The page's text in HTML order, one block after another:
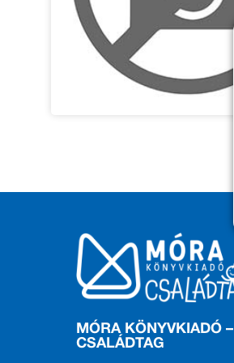
MÓRA KÖNYVKIADÓ
CSALÁDTAG